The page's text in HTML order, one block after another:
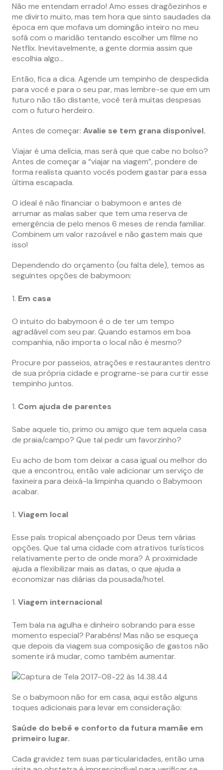
Não me entendam errado! Amo esses dragõezinhos e
me divirto muito, mas tem hora que sinto saudades da
época em que mofava um domingão inteiro no meu
sofá com o maridão tentando escolher um filme no
Netflix. Inevitavelmente, a gente dormia assim que
escolhia algo…
Então, fica a dica. Agende um tempinho de despedida
para você e para o seu par, mas lembre-se que em um
futuro não tão distante, você terá muitas despesas
com o futuro herdeiro.
Antes de começar: Avalie se tem grana disponível.
Viajar é uma delícia, mas será que que cabe no bolso?
Antes de começar a “viajar na viagem”, pondere de
forma realista quanto vocês podem gastar para essa
última escapada.
O ideal é não financiar o babymoon e antes de
arrumar as malas saber que tem uma reserva de
emergência de pelo menos 6 meses de renda familiar.
Combinem um valor razoável e não gastem mais que
isso!
Dependendo do orçamento (ou falta dele), temos as
seguintes opções de babymoon:
Em casa
O intuito do babymoon é o de ter um tempo
agradável com seu par. Quando estamos em boa
companhia, não importa o local não é mesmo?
Procure por passeios, atrações e restaurantes dentro
de sua própria cidade e programe-se para curtir esse
tempinho juntos.
Com ajuda de parentes
Sabe aquele tio, primo ou amigo que tem aquela casa
de praia/campo? Que tal pedir um favorzinho?
Eu acho de bom tom deixar a casa igual ou melhor do
que a encontrou, então vale adicionar um serviço de
faxineira para deixá-la limpinha quando o Babymoon
acabar.
Viagem local
Esse país tropical abençoado por Deus tem várias
opções. Que tal uma cidade com atrativos turísticos
relativamente perto de onde mora? A proximidade
ajuda a flexibilizar mais as datas, o que ajuda a
economizar nas diárias da pousada/hotel.
Viagem internacional
Tem bala na agulha e dinheiro sobrando para esse
momento especial? Parabéns! Mas não se esqueça
que depois da viagem sua composição de gastos não
somente irá mudar, como também aumentar.
Se o babymoon não for em casa, aqui estão alguns
toques adicionais para levar em consideração:
Saúde do bebê e conforto da futura mamãe em
primeiro lugar.
Cada gravidez tem suas particularidades, então uma